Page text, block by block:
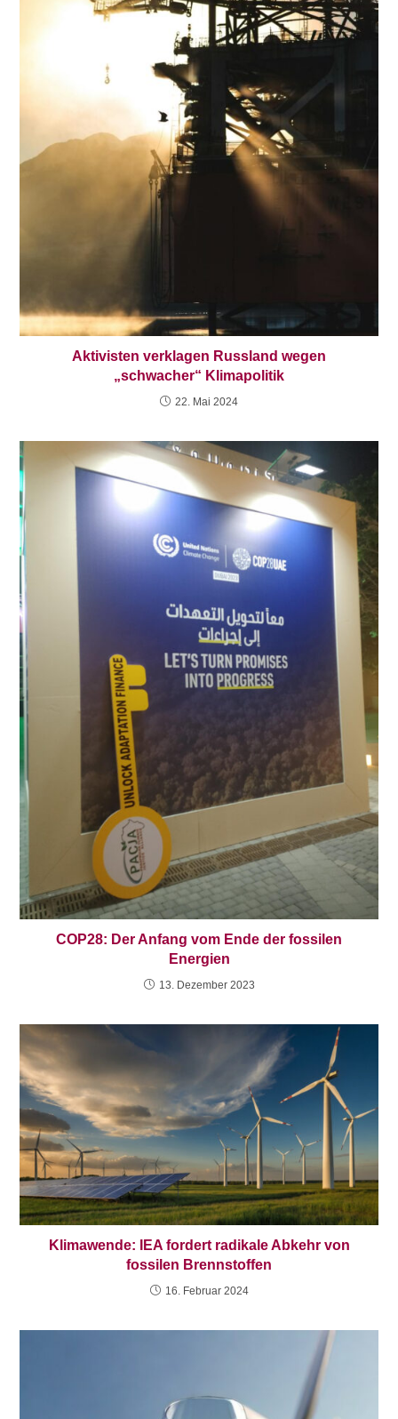
Aktivisten verklagen Russland wegen
„schwacher“ Klimapolitik
22. Mai 2024
COP28: Der Anfang vom Ende der fossilen
Energien
13. Dezember 2023
Klimawende: IEA fordert radikale Abkehr von
fossilen Brennstoffen
16. Februar 2024